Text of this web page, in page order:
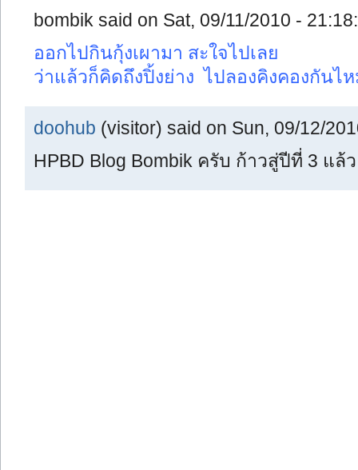
bombik said on Sat, 09/11/2010 - 21:18:
ออกไปกินกุ้งเผามา สะใจไปเลย
ว่าแล้วก็คิดถึงปิ้งย่าง ไปลองคิงคองกันไ
doohub (visitor) said on Sun, 09/12/
HPBD Blog Bombik ครับ ก้าวสู่ปีที่ 3 แล้